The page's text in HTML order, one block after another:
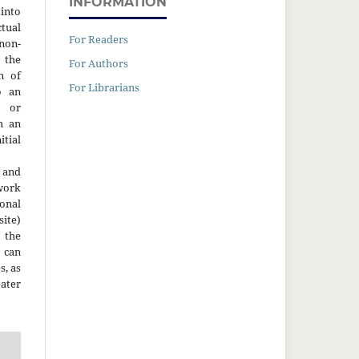
of
an
or
an
as
For Readers
For Authors
For Librarians